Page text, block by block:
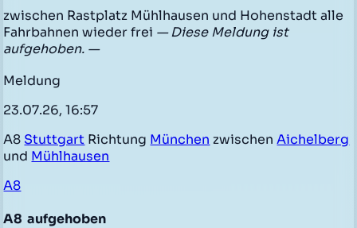
zwischen Rastplatz Mühlhausen und Hohenstadt alle
Fahrbahnen wieder frei — Diese Meldung ist
aufgehoben. —
Meldung
23.07.26, 16:57
A8 Stuttgart Richtung München zwischenAichelberg
und Mühlhausen
A8
A8 aufgehoben